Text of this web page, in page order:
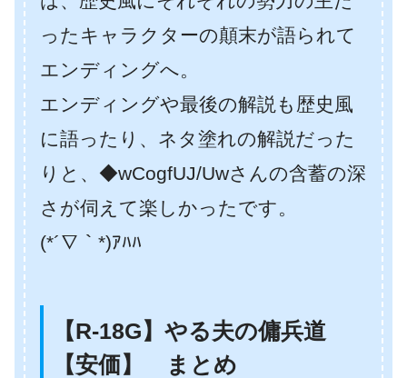
ったキャラクターの顛末が語られて
エンディングへ。
エンディングや最後の解説も歴史風
に語ったり、ネタ塗れの解説だった
りと、◆wCogfUJ/Uwさんの含蓄の深
さが伺えて楽しかったです。
(*´∇｀*)ｱﾊﾊ
【R-18G】やる夫の傭兵道
【安価】 まとめ